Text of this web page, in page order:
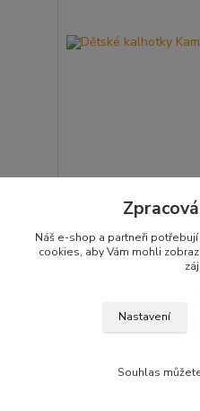
Náš e-shop a partneři potřebují
cookies, aby Vám mohli
Nastavení
Souhlas